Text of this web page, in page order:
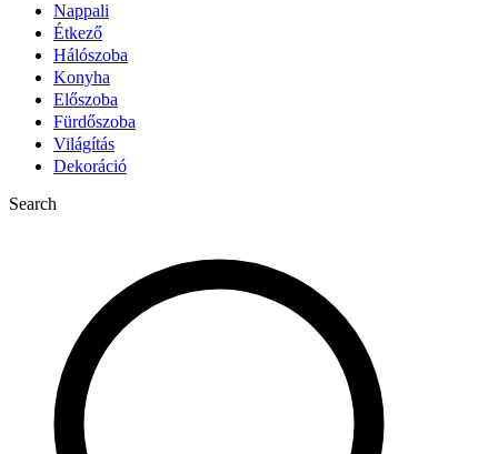
Nappali
Étkező
Hálószoba
Konyha
Előszoba
Fürdőszoba
Világítás
Dekoráció
Search